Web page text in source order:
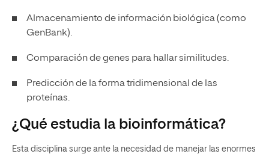
Almacenamiento de información biológica (como
GenBank).
Comparación de genes para hallar similitudes.
Predicción de la forma tridimensional de las
proteínas.
¿Qué estudia la bioinformática?
Esta disciplina surge ante la necesidad de manejar las enormes